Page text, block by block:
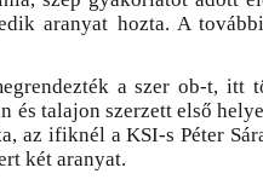
aranyat hozta. A
a szer ob-t, itt
és talajon szerzett első
az ifiknél a KSI-s Péter
két aranyat.